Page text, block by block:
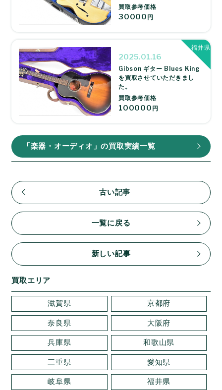
買取参考価格
30000 円
2025.01.16
Gibson ギター Blues King
を買取させていただきまし
た。
買取参考価格
100000 円
福井県
「楽器・オーディオ」の買取実績一覧
古い記事
一覧に戻る
新しい記事
買取エリア
滋賀県 京都府
奈良県 大阪府
兵庫県 和歌山県
三重県 愛知県
岐阜県 福井県